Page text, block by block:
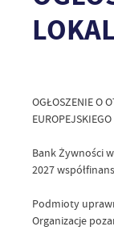
OGŁOSZENIE O
Bank Żywności
2027
Podmioty
Organizacje